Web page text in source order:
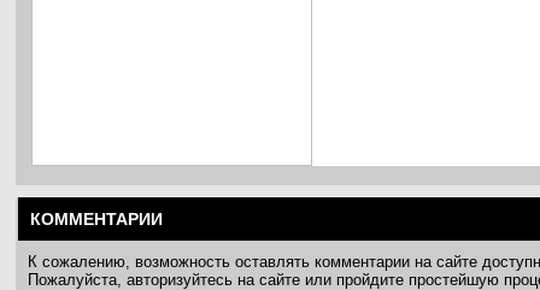
КОММЕНТАРИИ
К сожалению, возможность оставлять комментарии на сайте
Пожалуйста, авторизуйтесь на сайте или пройдите простейшую